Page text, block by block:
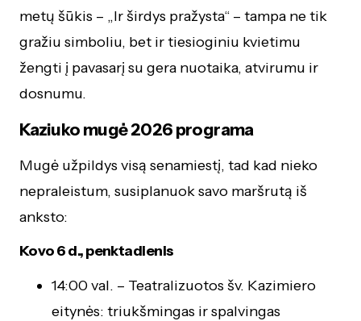
metų šūkis – „Ir širdys pražysta“ – tampa ne tik
gražiu simboliu, bet ir tiesioginiu kvietimu
žengti į pavasarį su gera nuotaika, atvirumu ir
dosnumu.
Kaziuko mugė 2026 programa
Mugė užpildys visą senamiestį, tad kad nieko
nepraleistum, susiplanuok savo maršrutą iš
anksto:
Kovo 6 d., penktadienis
14:00 val. – Teatralizuotos šv. Kazimiero
eitynės: triukšmingas ir spalvingas